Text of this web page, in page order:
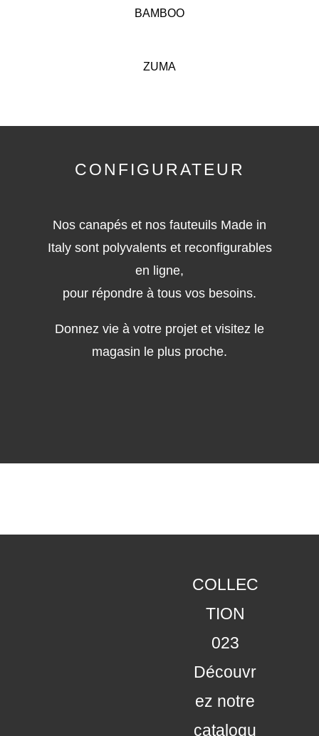
BAMBOO
ZUMA
CONFIGURATEUR
Nos canapés et nos fauteuils Made in
Italy sont polyvalents et reconfigurables
en ligne,
pour répondre à tous vos besoins.
Donnez vie à votre projet et visitez le
magasin le plus proche.
COLLEC
TION
023
Découvr
ez notre
catalogu